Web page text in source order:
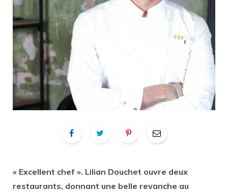
« Excellent chef ». Lilian Douchet ouvre deux
restaurants, donnant une belle revanche au